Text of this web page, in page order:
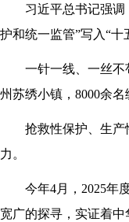
习近平总书记强
护和统一监管”写入“十
一针一线、一丝不
州苏绣小镇，8000余
抢救性保护、生
力。
今年4月，2025年
宽广的探寻，实证着